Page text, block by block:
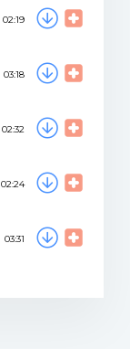
02:19
03:18
02:32
02:24
03:31